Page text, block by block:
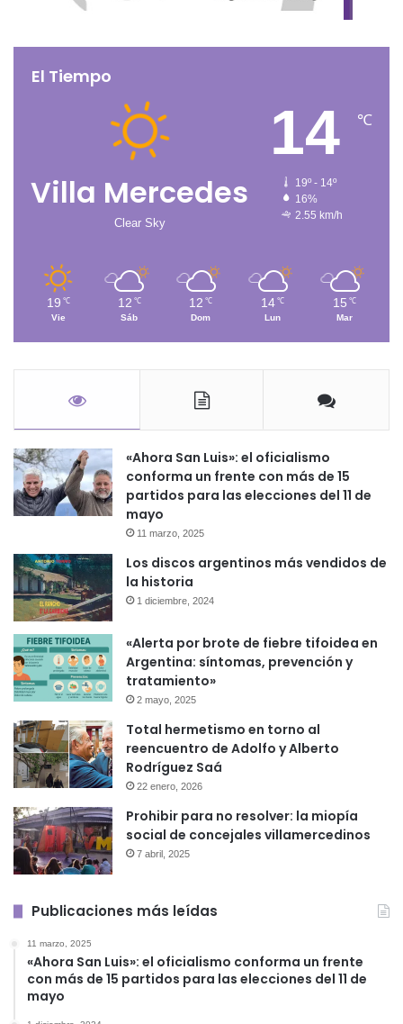
El Tiempo
Villa Mercedes
Clear Sky
14 ℃
19º - 14º
16%
2.55 km/h
19 ℃
Vie
12 ℃
Sáb
12 ℃
Dom
14 ℃
Lun
15 ℃
Mar
«Ahora San Luis»: el oficialismo
conforma un frente con más de 15
partidos para las elecciones del 11 de
mayo
11 marzo, 2025
Los discos argentinos más vendidos de
la historia
1 diciembre, 2024
«Alerta por brote de fiebre tifoidea en
Argentina: síntomas, prevención y
tratamiento»
2 mayo, 2025
Total hermetismo en torno al
reencuentro de Adolfo y Alberto
Rodríguez Saá
22 enero, 2026
Prohibir para no resolver: la miopía
social de concejales villamercedinos
7 abril, 2025
Publicaciones más leídas
11 marzo, 2025
«Ahora San Luis»: el oficialismo conforma un frente
con más de 15 partidos para las elecciones del 11 de
mayo